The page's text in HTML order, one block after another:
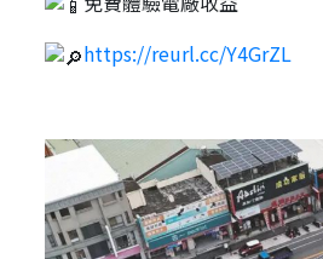
https://reurl.cc/Y4GrZL